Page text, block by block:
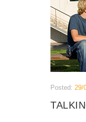
Posted: 29/